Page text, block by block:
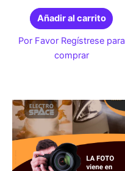
Añadir al carrito
Por Favor Regístrese para
comprar